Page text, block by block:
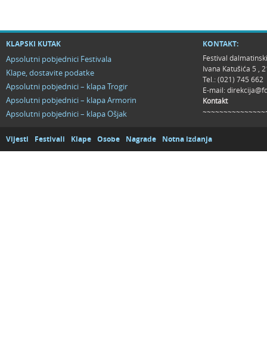
KLAPSKI KUTAK
Apsolutni pobjednici Festivala
Klape, dostavite podatke
Apsolutni pobjednici – klapa Trogir
Apsolutni pobjednici – klapa Armorin
Apsolutni pobjednici – klapa Ošjak
KONTAKT:
Festival
Ivana Katušića 5 ,
Tel.: (021) 745 662
E-mail:
Kontakt
Vijesti Festivali Klape Osobe Nagrade Notna izdanja